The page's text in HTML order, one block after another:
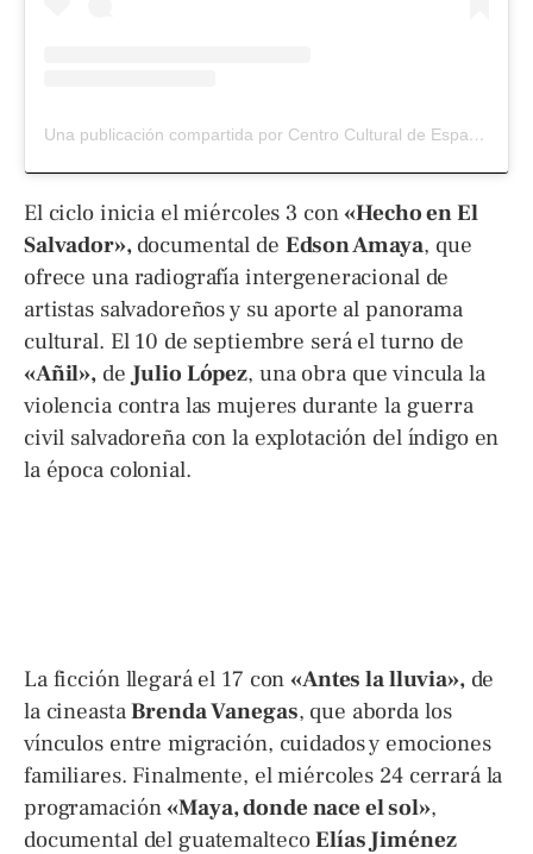
Una publicación compartida por Centro Cultural de España SV (@cce_sv)
El ciclo inicia el miércoles 3 con«Hecho en El
Salvador», documental de Edson Amaya, que
ofrece una radiografía intergeneracional de
artistas salvadoreños y su aporte al panorama
cultural. El 10 de septiembre será el turno de
«Añil», de Julio López, una obra que vincula la
violencia contra las mujeres durante la guerra
civil salvadoreña con la explotación del índigo en
la época colonial.
La ficción llegará el 17 con«Antes la lluvia»,de
la cineastaBrenda Vanegas, que aborda los
vínculos entre migración, cuidados y emociones
familiares. Finalmente, el miércoles 24 cerrará la
programación«Maya, donde nace el sol»,
documental del guatemaltecoElías Jiménez